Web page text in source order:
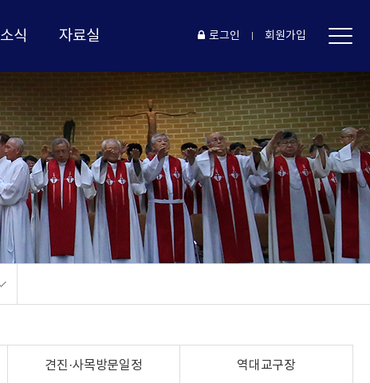
소식 자료실 로그인 회원가입
견진·사목방문일정 역대교구장